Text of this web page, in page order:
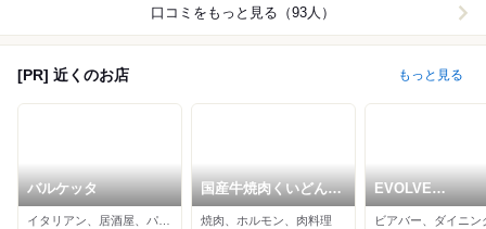
口コミをもっと見る（93人）
[PR] 近くのお店 もっと見る
バルケッタ
国産牛焼肉くいどん
曳舟店
焼肉、ホルモン、肉料理
EVOLVE
BEER&KITCHEN